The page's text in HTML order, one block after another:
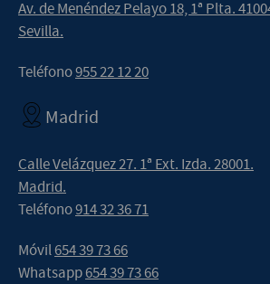
Av. de Menéndez Pelayo 18, 1ª Plta.
Sevilla.
Teléfono955 22 12 20
Madrid
Calle Velázquez 27. 1ª Ext. Izda. 28001.
Madrid.
Teléfono914 32 36 71
Móvil654 39 73 66
Whatsapp654 39 73 66